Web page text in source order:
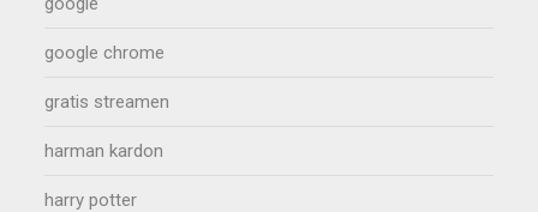
google chrome
gratis streamen
harman kardon
harry potter